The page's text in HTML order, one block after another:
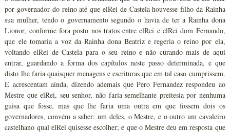
por governador do reino até que elRei de Castela houvesse filho da Rainha
sua mulher, tendo o governamento segundo o havia de ter a Rainha dona
Lionor, conforme fora posto nos tratos entre elRei e elRei dom Fernando,
que ele tomaria a voz da Rainha dona Beatriz e regeria o reino por ela,
voltando elRei de Castela para o seu reino e não curando mais de aqui
entrar, guardando a forma dos capítulos neste passo determinada, e que
disto lhe faria quaisquer menagens e escrituras que em tal caso cumprissem.
E acrescentam ainda, dizendo ademais que Pero Fernandez respondeu ao
Mestre que elRei, seu senhor, não faria semelhante preitesia por nenhuma
guisa que fosse, mas que lhe faria uma outra em que fossem dois os
governadores, convém a saber: um deles, o Mestre, e o outro um cavaleiro
castelhano qual elRei quisesse escolher; e que o Mestre deu em resposta que